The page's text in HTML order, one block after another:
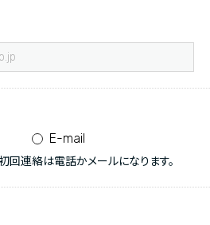
E-mail
連絡は電話かメールになります。